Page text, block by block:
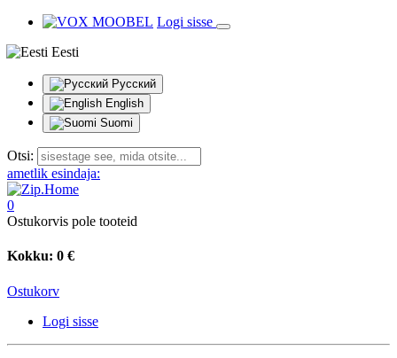
Logi sisse
Eesti
Русский
English
Suomi
Otsi:
ametlik esindaja:
0
Ostukorvis pole tooteid
Kokku: 0 €
Ostukorv
Logi sisse